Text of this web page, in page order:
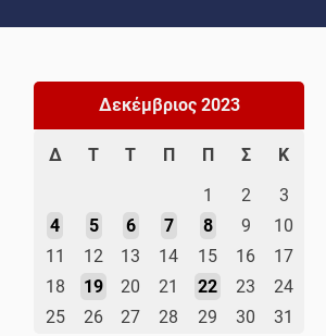
Δεκέμβριος 2023
Δ Τ Τ Π Π Σ
Κ
1
2
3
4
5 6 7 8 9
10
11
12 13 14 15 16
17
18
19 20 21 22 23
24
25
26 27 28 29 30
31